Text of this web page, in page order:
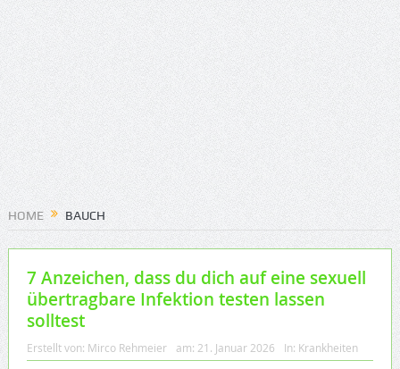
HOME BAUCH
7 Anzeichen, dass du dich auf eine sexuell
übertragbare Infektion testen lassen
solltest
Erstellt von: Mirco Rehmeier am: 21. Januar 2026 In: Krankheiten